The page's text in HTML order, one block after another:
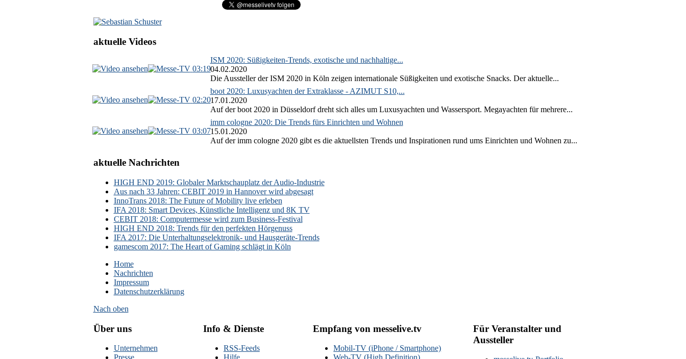
aktuelle Videos
03:19
ISM 2020: Süßigkeiten-Trends, exotische und nachhaltige...
04.02.2020
Die Aussteller der ISM 2020 in Köln zeigen internationale Süßigkeiten und exotische Snacks. Der aktuelle...
02:20
boot 2020: Luxusyachten der Extraklasse - AZIMUT S10,...
17.01.2020
Auf der boot 2020 in Düsseldorf dreht sich alles um Luxusyachten und Wassersport. Megayachten für mehrere...
03:07
imm cologne 2020: Die Trends fürs Einrichten und Wohnen
15.01.2020
Auf der imm cologne 2020 gibt es die aktuellsten Trends und Inspirationen rund ums Einrichten und Wohnen zu...
aktuelle Nachrichten
HIGH END 2019: Globaler Marktschauplatz der Audio-Industrie
Aus nach 33 Jahren: CEBIT 2019 in Hannover wird abgesagt
InnoTrans 2018: The Future of Mobility live erleben
IFA 2018: Smart Devices, Künstliche Intelligenz und 8K TV
CEBIT 2018: Computermesse wird zum Business-Festival
HIGH END 2018: Trends für den perfekten Hörgenuss
IFA 2017: Die Unterhaltungselektronik- und Hausgeräte-Trends
gamescom 2017: The Heart of Gaming schlägt in Köln
Home
Nachrichten
Impressum
Datenschutzerklärung
Nach oben
Über uns
Unternehmen
Info & Dienste
RSS-Feeds
Empfang von messelive.tv
Mobil-TV (iPhone / Smartphone)
Für Veranstalter und
Aussteller